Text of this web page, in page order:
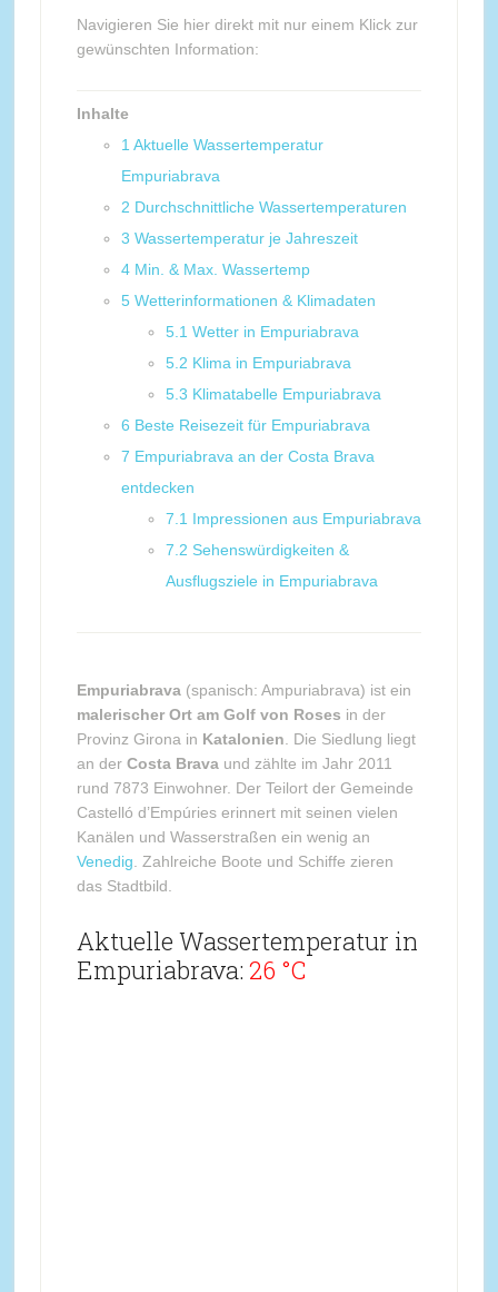
Navigieren Sie hier direkt mit nur einem Klick zur
gewünschten Information:
Inhalte
1 Aktuelle Wassertemperatur
Empuriabrava
2 Durchschnittliche Wassertemperaturen
3 Wassertemperatur je Jahreszeit
4 Min. & Max. Wassertemp
5 Wetterinformationen & Klimadaten
5.1 Wetter in Empuriabrava
5.2 Klima in Empuriabrava
5.3 Klimatabelle Empuriabrava
6 Beste Reisezeit für Empuriabrava
7 Empuriabrava an der Costa Brava
entdecken
7.1 Impressionen aus Empuriabrava
7.2 Sehenswürdigkeiten &
Ausflugsziele in Empuriabrava
Empuriabrava(spanisch: Ampuriabrava) ist ein
malerischer Ort am Golf von Roses in der
Provinz Girona in Katalonien . Die Siedlung liegt
an der Costa Bravaund zählte im Jahr 2011
rund 7873 Einwohner. Der Teilort der Gemeinde
Castelló d’Empúries erinnert mit seinen vielen
Kanälen und Wasserstraßen ein wenig an
Venedig . Zahlreiche Boote und Schiffe zieren
das Stadtbild.
Aktuelle Wassertemperatur in
Empuriabrava: 26 °C